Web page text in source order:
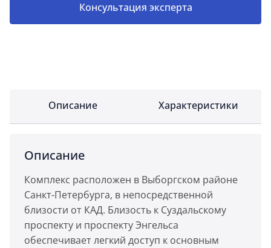
Консультация эксперта
Описание Характеристики
Описание
Комплекс расположен в Выборгском районе
Санкт-Петербурга, в непосредственной
близости от КАД. Близость к Суздальскому
проспекту и проспекту Энгельса
обеспечивает легкий доступ к основным